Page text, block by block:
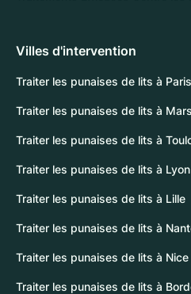
Villes d'intervention
Traiter les punaises de lits à Paris
Traiter les punaises de lits à
Traiter les punaises de lits à
Traiter les punaises de lits à Lyon
Traiter les punaises de lits à Lille
Traiter les punaises de lits à
Traiter les punaises de lits à Nice
Traiter les punaises de lits à